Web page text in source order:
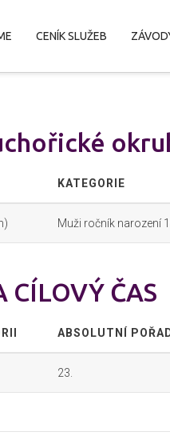
CENÍK SLUŽEB
KATEGORIE
Muži ročník narození
CÍLOVÝ ČAS
ABSOLUTNÍ
23.